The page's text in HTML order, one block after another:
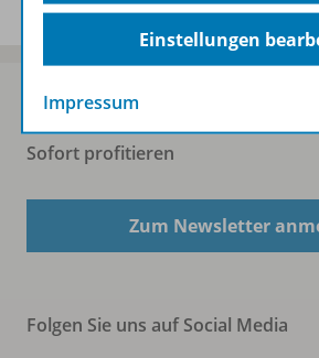
Sofort profitieren
Zum Newsletter
Folgen Sie uns auf Social Media
Einstellungen
Impressum